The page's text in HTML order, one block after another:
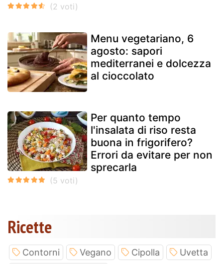
Menu vegetariano, 6
agosto: sapori
mediterranei e dolcezza
al cioccolato
Per quanto tempo
l'insalata di riso resta
buona in frigorifero?
Errori da evitare per non
sprecarla
Ricette
Contorni Vegano Cipolla
Uvetta